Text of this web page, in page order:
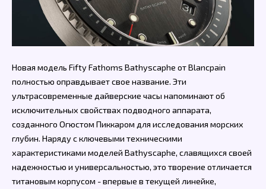
Новая модель Fifty Fathoms Bathyscaphe от Blancpain
полностью оправдывает свое название. Эти
ультрасовременные дайверские часы напоминают об
исключительных свойствах подводного аппарата,
созданного Огюстом Пиккаром для исследования морских
глубин. Наряду с ключевыми техническими
характеристиками моделей Bathyscaphe, славящихся своей
надежностью и универсальностью, это творение отличается
титановым корпусом - впервые в текущей линейке,